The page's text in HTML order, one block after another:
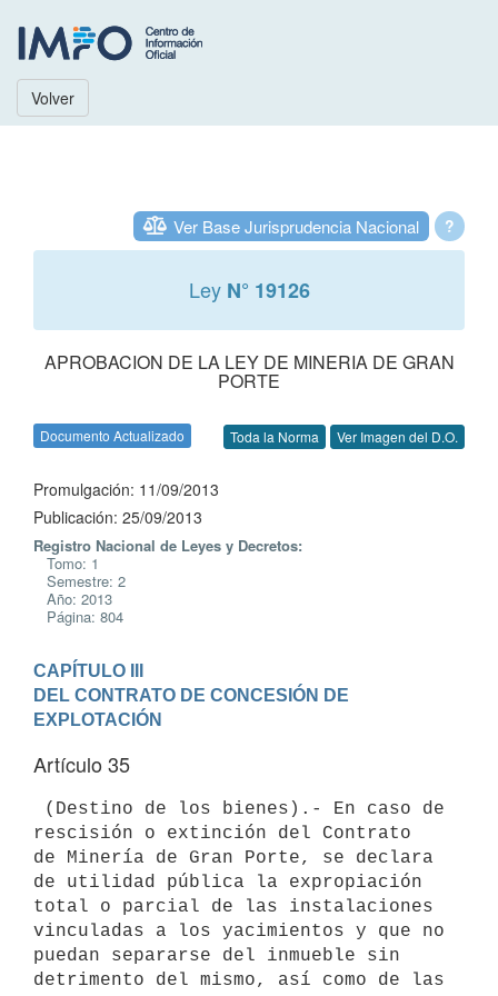
Volver
?
Ver Base Jurisprudencia Nacional
Ley N° 19126
APROBACION DE LA LEY DE MINERIA DE GRAN
PORTE
Documento Actualizado Toda la Norma Ver Imagen del D.O.
Promulgación: 11/09/2013
Publicación: 25/09/2013
Registro Nacional de Leyes y Decretos:
Tomo: 1
Semestre: 2
Año: 2013
Página: 804
CAPÍTULO III
DEL CONTRATO DE CONCESIÓN DE
EXPLOTACIÓN
Artículo 35
rescisión o extinción del Contrato
de Minería de Gran Porte, se declara
de utilidad pública la expropiación
total o parcial de las instalaciones
vinculadas a los yacimientos y que no
puedan separarse del inmueble sin
detrimento del mismo, así como de las